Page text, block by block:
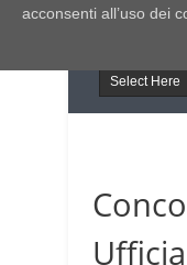
acconsenti all’uso dei